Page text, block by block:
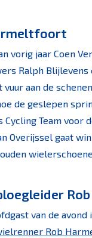
vorig jaar Coen
Ralph Blijlevens
aan de
de geslepen
Cycling Team voor
Overijssel gaat
van de
Rob